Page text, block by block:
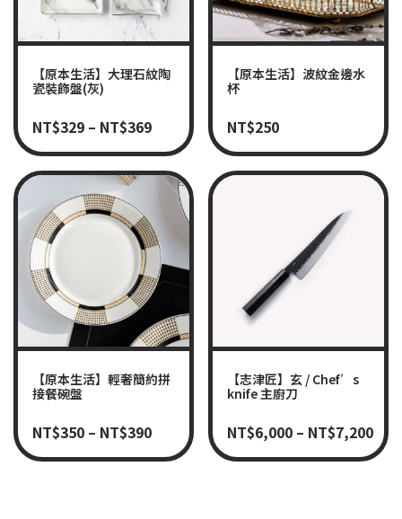
【原本生活】大理石紋陶
瓷裝飾盤(灰)
NT$329 – NT$369
【原本生活】波紋金邊水
杯
NT$250
【原本生活】輕奢簡約拼
接餐碗盤
NT$350 – NT$390
【志津匠】玄 / Chef’s
knife 主廚刀
NT$6,000 – NT$7,200